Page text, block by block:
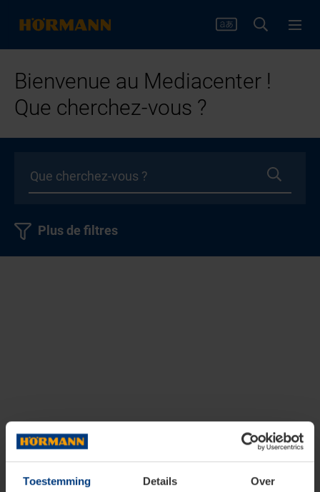
Toestemming Details Over
Bienvenue au Mediacenter !
Que cherchez-vous ?
Plus de filtres